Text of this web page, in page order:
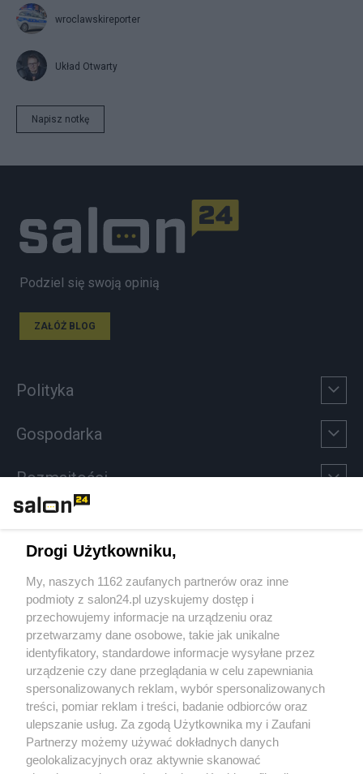
wroclawskireporter
Układ Otwarty
Napisz notkę
Podziel się swoją opinią
ZAŁÓŻ BLOG
Polityka
Gospodarka
Rozmaitości
Sport
Społeczeństwo
Kultura
X Facebook Instagram Youtube
Drogi Użytkowniku,
My, naszych 1162 zaufanych partnerów oraz inne
podmioty z salon24.pl uzyskujemy dostęp i
przechowujemy informacje na urządzeniu oraz
przetwarzamy dane osobowe, takie jak unikalne
identyfikatory, standardowe informacje wysyłane przez
urządzenie czy dane przeglądania w celu zapewniania
spersonalizowanych reklam, wybór spersonalizowanych
treści, pomiar reklam i treści, badanie odbiorców oraz
ulepszanie usług. Za zgodą Użytkownika my i Zaufani
Partnerzy możemy używać dokładnych danych
geolokalizacyjnych oraz aktywnie skanować